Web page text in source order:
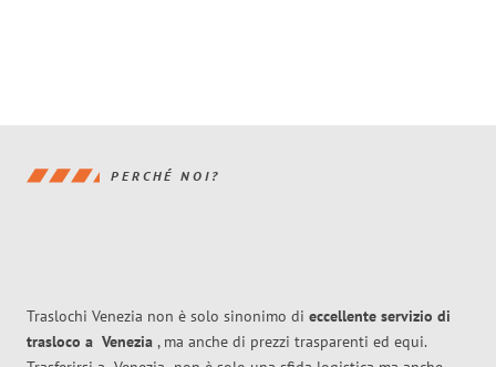
PERCHÉ NOI?
Traslochi Venezia non è solo sinonimo di eccellente servizio di
trasloco a Venezia , ma anche di prezzi trasparenti ed equi.